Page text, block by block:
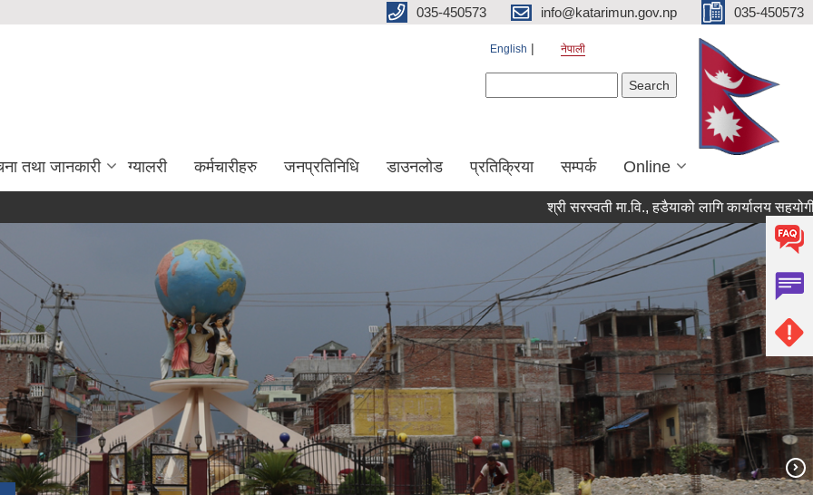
035-450573 info@katarimun.gov.np 035-450573
English नेपाली
तथा जानकारी ग्यालरी कर्मचारीहरु जनप्रतिनिधि डाउनलोड प्रतिक्रिया सम्पर्क Online
श्री सरस्वती मा.वि., हडैयाको लागि कार्यालय सहयोगी